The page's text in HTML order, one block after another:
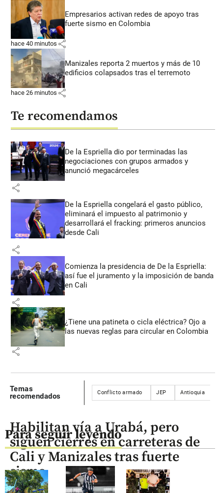
Empresarios activan redes de apoyo tras
fuerte sismo en Colombia
hace 40 minutos share
Manizales reporta 2 muertos y más de 10
edificios colapsados tras el terremoto
hace 26 minutos share
Te recomendamos
De la Espriella dio por terminadas las
negociaciones con grupos armados y
anunció megacárceles
share
De la Espriella congelará el gasto público,
eliminará el impuesto al patrimonio y
desarrollará el fracking: primeros anuncios
desde Cali
share
Comienza la presidencia de De la Espriella:
así fue el juramento y la imposición de banda
en Cali
share
¿Tiene una patineta o cicla eléctrica? Ojo a
las nuevas reglas para circular en Colombia
share
Temas
recomendados
Conflicto armado JEP Antioquia
Para seguir leyendo
Habilitan vía a Urabá, pero
siguen cierres en carreteras de
Cali y Manizales tras fuerte
sismo